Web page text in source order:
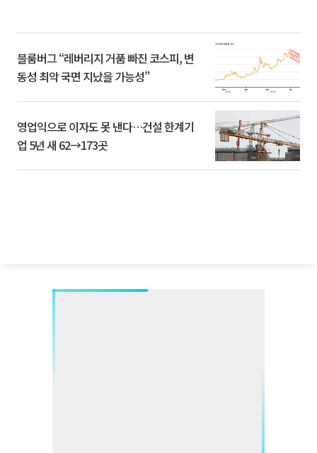
블룸버그 “레버리지 거품 빠진 코스피, 변
동성 최악 국면 지났을 가능성”
영업익으로 이자도 못 낸다…건설 한계기
업 5년 새 62→173곳